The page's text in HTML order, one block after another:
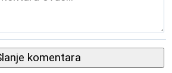
komentara